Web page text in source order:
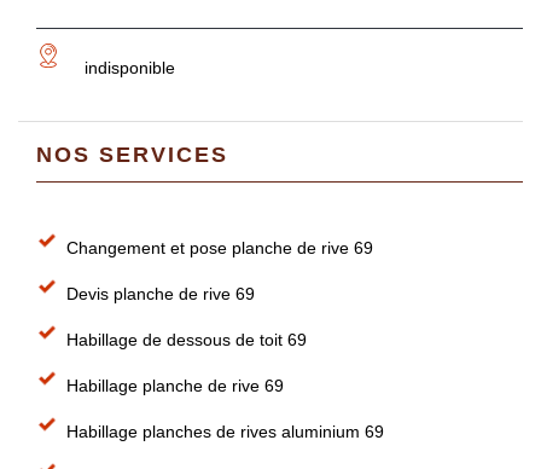
indisponible
NOS SERVICES
Changement et pose planche de rive 69
Devis planche de rive 69
Habillage de dessous de toit 69
Habillage planche de rive 69
Habillage planches de rives aluminium 69